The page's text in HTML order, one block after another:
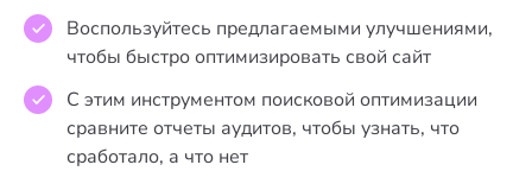
Воспользуйтесь предлагаемыми улучшениями,
чтобы быстро оптимизировать свой сайт
С этим инструментом поисковой оптимизации
сравните отчеты аудитов, чтобы узнать, что
сработало, а что нет